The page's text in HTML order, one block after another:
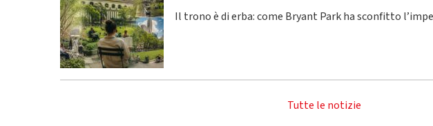
Il trono è di erba: come Bryant Park ha sconfitto
Tutte le notizie